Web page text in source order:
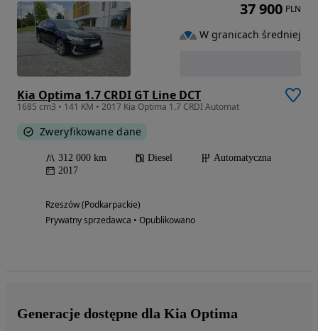
Kia Optima 1.7 CRDI GT Line DCT
1685 cm3 • 141 KM • 2017 Kia Optima 1.7 CRDI Automat
Zweryfikowane dane
312 000 km Diesel
Automatyczna
2017
Rzeszów (Podkarpackie)
Prywatny sprzedawca • Opublikowano
37 900 PLN
W granicach średniej
Generacje dostępne dla Kia Optima